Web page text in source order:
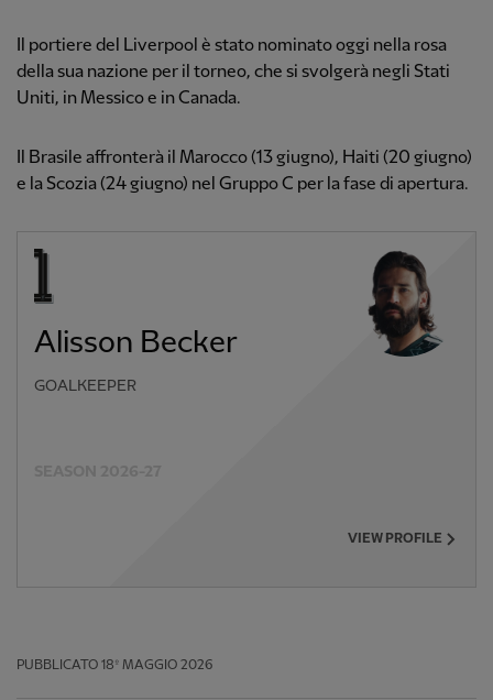
Il portiere del Liverpool è stato nominato oggi nella rosa
della sua nazione per il torneo, che si svolgerà negli Stati
Uniti, in Messico e in Canada.
Il Brasile affronterà il Marocco (13 giugno), Haiti (20 giugno)
e la Scozia (24 giugno) nel Gruppo C per la fase di apertura.
Alisson Becker
GOALKEEPER
VIEW PROFILE
PUBBLICATO 18º MAGGIO 2026